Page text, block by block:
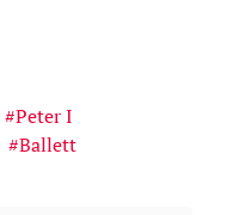
Peter I
Ballett